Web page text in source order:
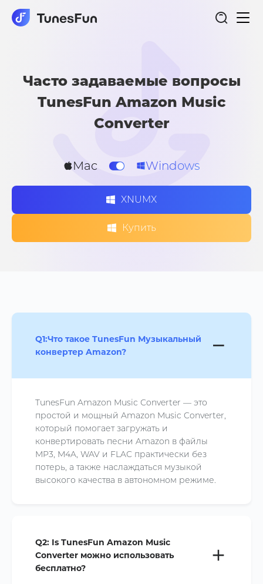
Amazon Music Converter
Часто задаваемые вопросы
TunesFun Amazon Music
Converter
Mac Windows
XNUMX
Купить
Q1:Что такое TunesFun Музыкальный
конвертер Amazon?
TunesFun Amazon Music Converter — это
простой и мощный Amazon Music Converter,
который помогает загружать и
конвертировать песни Amazon в файлы
MP3, M4A, WAV и FLAC практически без
потерь, а также наслаждаться музыкой
высокого качества в автономном режиме.
Q2: Is TunesFun Amazon Music
Converter можно использовать
бесплатно?